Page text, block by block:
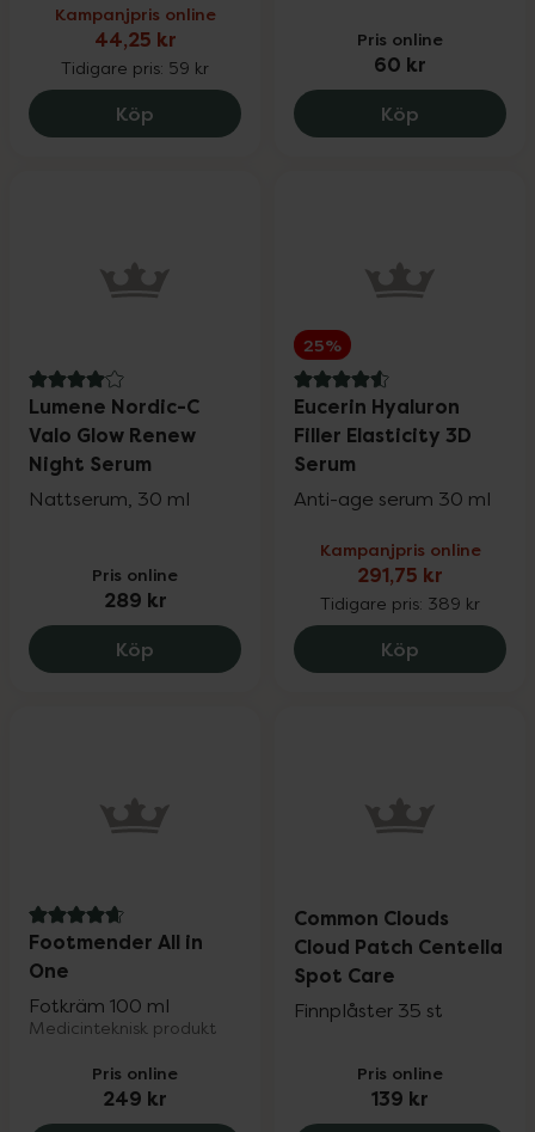
Kampanjpris online
44,25 kr
Tidigare pris: 59 kr
Köp Kronans Apotek Hårspray
Pris online
60 kr
Köp Lumene
4 av 5 i omdöme
Lumene Nordic-C
Valo Glow Renew
Night Serum
Nattserum, 30 ml
Pris online
289 kr
Köp Lumene Nordic-C Valo Glow Renew
25%
4.6 av 5 i omdöme
Eucerin Hyaluron
Filler Elasticity 3D
Serum
Anti-age serum 30 ml
Kampanjpris online
291,75 kr
Tidigare pris: 389 kr
Köp Eucerin
4.8 av 5 i omdöme
Footmender All in
One
Fotkräm 100 ml
Medicinteknisk produkt
Pris online
249 kr
Common Clouds
Cloud Patch Centella
Spot Care
Finnplåster 35 st
Pris online
139 kr